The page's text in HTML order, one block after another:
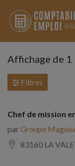
Affichage de 1
Filtres
Chef de mission
parGroupe
83160 LA